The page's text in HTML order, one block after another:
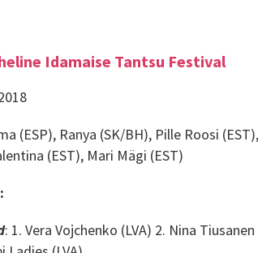
Idamaise Tantsu Festival
(ESP), Ranya (SK/BH), Pille Roosi
(EST), Mari Mägi (EST)
: 1. Vera Vojchenko (LVA) 2. Nina